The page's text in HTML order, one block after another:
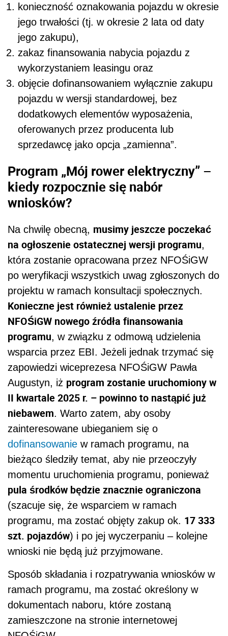
konieczność oznakowania pojazdu w okresie
jego trwałości (tj. w okresie 2 lata od daty
jego zakupu),
zakaz finansowania nabycia pojazdu z
wykorzystaniem leasingu oraz
objęcie dofinansowaniem wyłącznie zakupu
pojazdu w wersji standardowej, bez
dodatkowych elementów wyposażenia,
oferowanych przez producenta lub
sprzedawcę jako opcja „zamienna”.
Program „Mój rower elektryczny” –
kiedy rozpocznie się nabór
wniosków?
Na chwilę obecną, musimy jeszcze poczekać
na ogłoszenie ostatecznej wersji programu,
która zostanie opracowana przez NFOŚiGW
po weryfikacji wszystkich uwag zgłoszonych do
projektu w ramach konsultacji społecznych.
Konieczne jest również ustalenie przez
NFOŚiGW nowego źródła finansowania
programu, w związku z odmową udzielenia
wsparcia przez EBI. Jeżeli jednak trzymać się
zapowiedzi wiceprezesa NFOŚiGW Pawła
Augustyn, iż program zostanie uruchomiony w
II kwartale 2025 r. – powinno to nastąpić już
niebawem. Warto zatem, aby osoby
zainteresowane ubieganiem się o
dofinansowanie w ramach programu, na
bieżąco śledziły temat, aby nie przeoczyły
momentu uruchomienia programu, ponieważ
pula środków będzie znacznie ograniczona
(szacuje się, że wsparciem w ramach
programu, ma zostać objęty zakup ok. 17 333
szt. pojazdów) i po jej wyczerpaniu – kolejne
wnioski nie będą już przyjmowane.
Sposób składania i rozpatrywania wniosków w
ramach programu, ma zostać określony w
dokumentach naboru, które zostaną
zamieszczone na stronie internetowej